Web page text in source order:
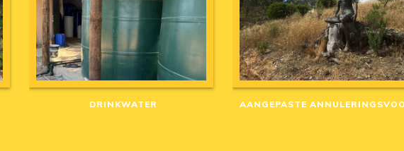
DRINKWATER